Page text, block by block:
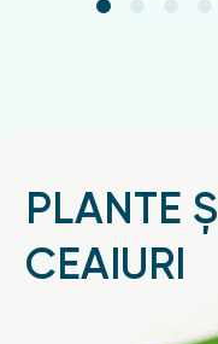
PLANTE ȘI
CEAIURI